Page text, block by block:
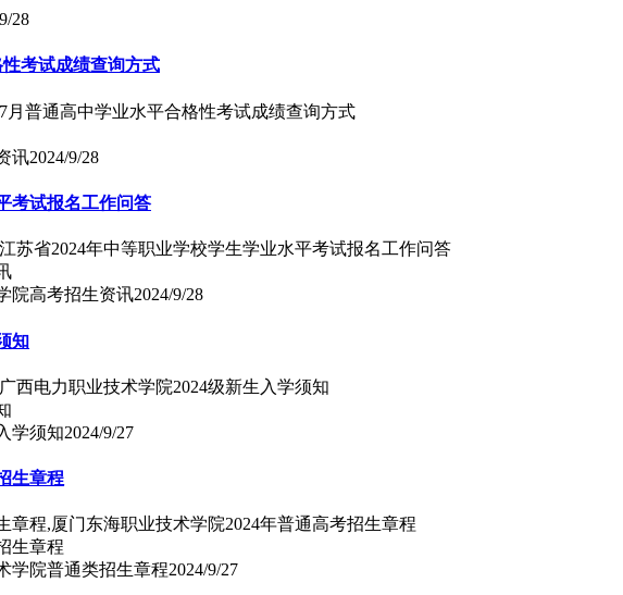
28
考试成绩查询方式
月普通高中学业水平合格性考试成绩查询方式
讯2024/9/28
考试报名工作问答
苏省2024年中等职业学校学生学业水平考试报名工作问答
院高考招生资讯2024/9/28
知
西电力职业技术学院2024级新生入学须知
学须知2024/9/27
生章程
章程,厦门东海职业技术学院2024年普通高考招生章程
学院普通类招生章程2024/9/27